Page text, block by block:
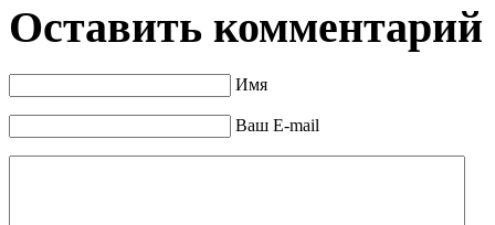
Оставить комментарий
Имя
Ваш E-mail